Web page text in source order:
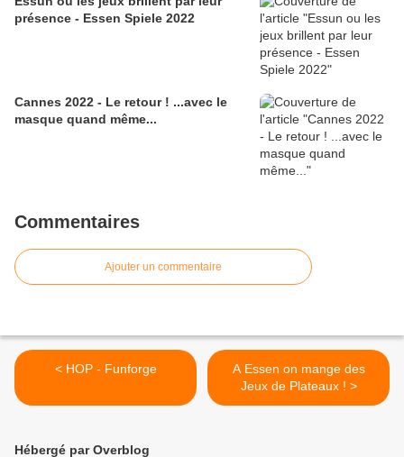
présence - Essen Spiele 2022
Cannes 2022 - Le retour ! ...avec le
masque quand même...
Commentaires
Ajouter un commentaire
< HOP - Funforge
A Essen on mange des
Jeux de Plateaux ! >
Hébergé par Overblog